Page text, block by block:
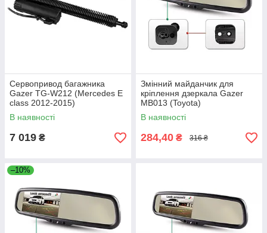
Сервопривод багажника
Gazer TG-W212 (Mercedes E
class 2012-2015)
В наявності
7 019 ₴
Змінний майданчик для
кріплення дзеркала Gazer
MB013 (Toyota)
В наявності
284,40 ₴ 316 ₴
–10%